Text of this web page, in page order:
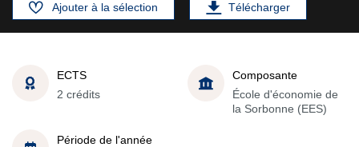
Ajouter à la sélection Télécharger
ECTS
2 crédits
Composante
École d'économie de
la Sorbonne (EES)
Période de l'année